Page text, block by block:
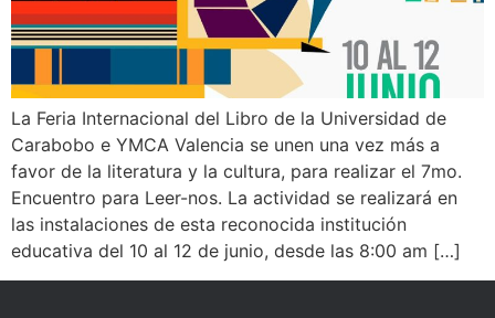
La Feria Internacional del Libro de la Universidad de
Carabobo e YMCA Valencia se unen una vez más a
favor de la literatura y la cultura, para realizar el 7mo.
Encuentro para Leer-nos. La actividad se realizará en
las instalaciones de esta reconocida institución
educativa del 10 al 12 de junio, desde las 8:00 am […]